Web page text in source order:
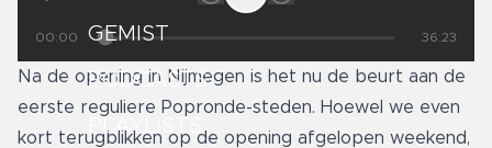
GEMIST
PODCASTS
PLAYLISTS
00:00 36:23
Na de opening in Nijmegen is het nu de beurt aan de
eerste reguliere Popronde-steden. Hoewel we even
kort terugblikken op de opening afgelopen weekend,